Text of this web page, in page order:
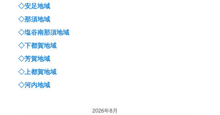
◇安足地域
◇那須地域
◇塩谷南那須地域
◇下都賀地域
◇芳賀地域
◇上都賀地域
◇河内地域
2026年8月